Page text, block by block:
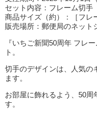
セット内容：フレーム切手
商品サイズ（約）：［フレ
販売場所：郵便局のネット
『いちご新聞50周年 フレ
ト。
切手のデザインは、人気の
ます。
お部屋に飾れるよう、50
す。